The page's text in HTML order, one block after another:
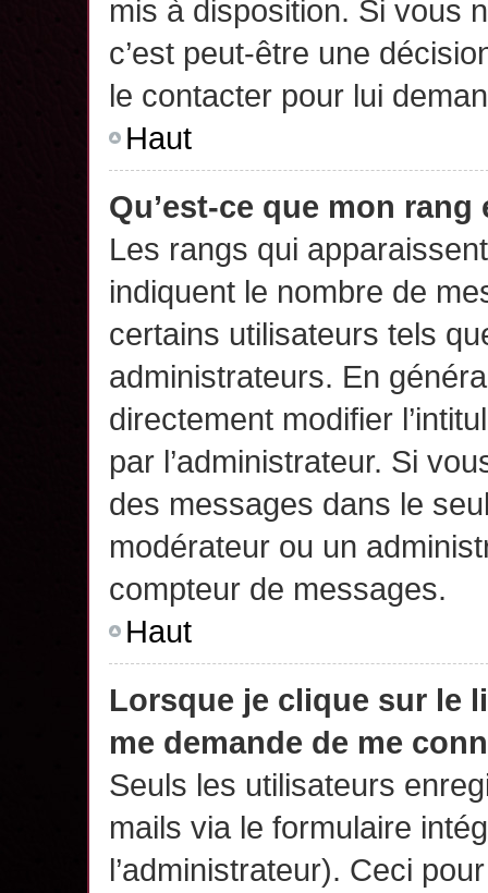
mis à disposition. Si vous
c’est peut-être une
le contacter pour lui
Haut
Qu’est-ce que mon
Les rangs qui
indiquent le nombre de
certains utilisateurs tels
administrateurs. En
directement modifier
par l’administrateur. Si
des messages dans le
modérateur ou un
compteur de messages.
Haut
Lorsque je clique sur le
me demande de me
Seuls les utilisateurs
mails via le formulaire
l’administrateur). Ceci